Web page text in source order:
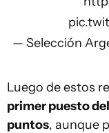
— Selección
Luego de estos
primer puesto del
puntos, aunque